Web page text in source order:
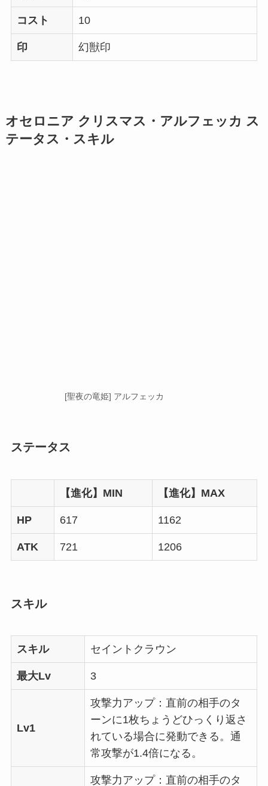
コスト 10
印 幻獣印
オセロニア クリスマス・アルフェッカ ス
テータス・スキル
[聖夜の竜姫] アルフェッカ
ステータス
【進化】MIN 【進化】MAX
HP 617 1162
ATK 721 1206
スキル
スキル セイントクラウン
最大Lv 3
Lv1
攻撃力アップ：直前の相手のタ
ーンに1枚ちょうどひっくり返さ
れている場合に発動できる。通
常攻撃が1.4倍になる。
攻撃力アップ：直前の相手のタ